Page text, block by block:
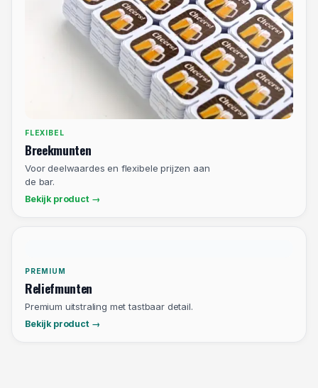
consumptiemunten
Duurzame PCR-optie zonder concessies.